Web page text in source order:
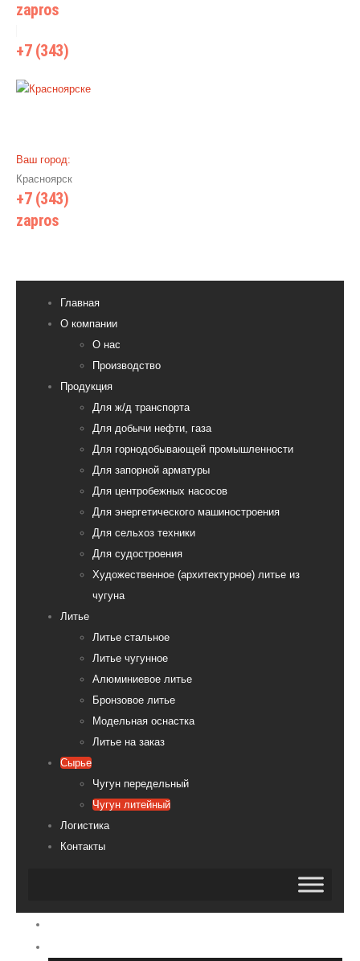
zapros
+7 (343)
Ваш город:
Красноярск
+7 (343)
zapros
Главная
О компании
О нас
Производство
Продукция
Для ж/д транспорта
Для добычи нефти, газа
Для горнодобывающей промышленности
Для запорной арматуры
Для центробежных насосов
Для энергетического машиностроения
Для сельхоз техники
Для судостроения
Художественное (архитектурное) литье из
чугуна
Литье
Литье стальное
Литье чугунное
Алюминиевое литье
Бронзовое литье
Модельная оснастка
Литье на заказ
Сырье
Чугун передельный
Чугун литейный
Логистика
Контакты